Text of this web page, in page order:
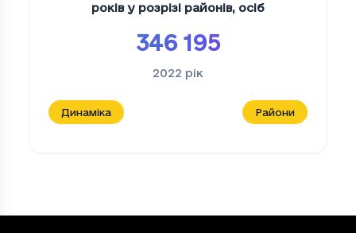
років у розрізі районів, осіб
346 195
2022 рік
Динаміка Райони